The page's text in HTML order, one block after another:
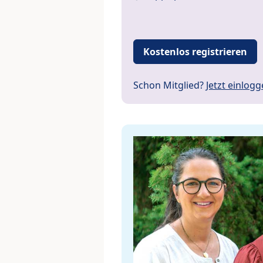
Kostenlos registrieren
Schon Mitglied? Jetzt